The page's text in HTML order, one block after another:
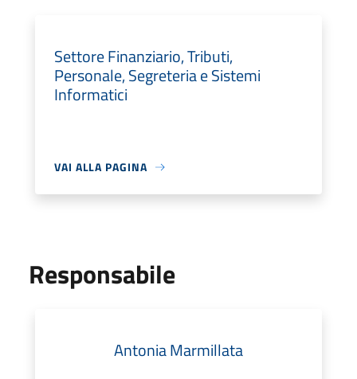
Settore Finanziario, Tributi,
Personale, Segreteria e Sistemi
Informatici
VAI ALLA PAGINA
Responsabile
Antonia Marmillata